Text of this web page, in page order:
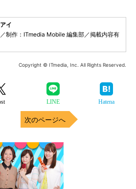
イ
制作：ITmedia Mobile 編集部／掲載内容有
Copyright © ITmedia, Inc. All Rights Reserved.
LINE Hatena
次のページへ